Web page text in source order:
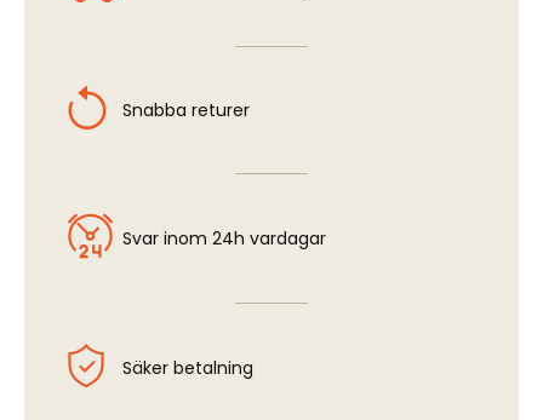
Snabba returer
Svar inom 24h vardagar
Säker betalning